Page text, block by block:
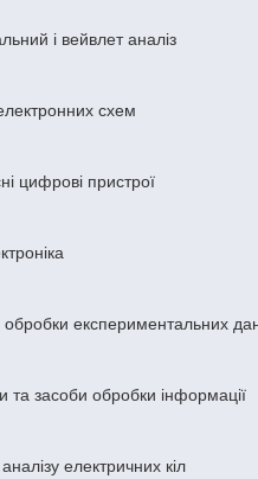
i вейвлет аналiз
схем
цифрові пристрої
експериментальних
засоби обробки інформації
електричних кіл